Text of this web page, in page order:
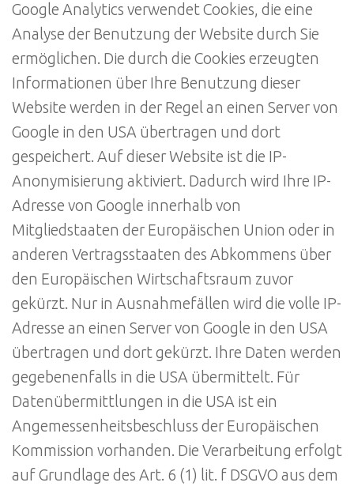
Google Analytics verwendet Cookies, die eine
Analyse der Benutzung der Website durch Sie
ermöglichen. Die durch die Cookies erzeugten
Informationen über Ihre Benutzung dieser
Website werden in der Regel an einen Server von
Google in den USA übertragen und dort
gespeichert. Auf dieser Website ist die IP-
Anonymisierung aktiviert. Dadurch wird Ihre IP-
Adresse von Google innerhalb von
Mitgliedstaaten der Europäischen Union oder in
anderen Vertragsstaaten des Abkommens über
den Europäischen Wirtschaftsraum zuvor
gekürzt. Nur in Ausnahmefällen wird die volle IP-
Adresse an einen Server von Google in den USA
übertragen und dort gekürzt. Ihre Daten werden
gegebenenfalls in die USA übermittelt. Für
Datenübermittlungen in die USA ist ein
Angemessenheitsbeschluss der Europäischen
Kommission vorhanden. Die Verarbeitung erfolgt
auf Grundlage des Art. 6 (1) lit. f DSGVO aus dem